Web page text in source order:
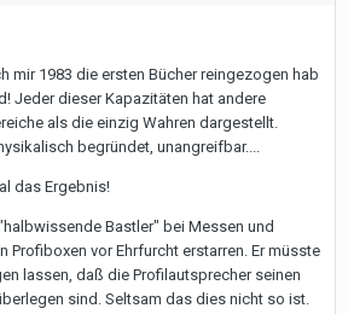
mir 1983 die ersten Bücher reingezogen hab
Jeder dieser Kapazitäten hat andere
als die einzig Wahren dargestellt.
begründet, unangreifbar....
das Ergebnis!
Bastler" bei Messen und
Profiboxen vor Ehrfurcht erstarren. Er müsste
lassen, daß die Profilautsprecher seinen
sind. Seltsam das dies nicht so ist.